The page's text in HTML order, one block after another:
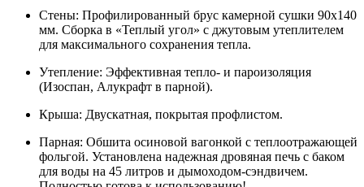
Стены: Профилированный брус камерной сушки 90х140
мм. Сборка в «Теплый угол» с джутовым утеплителем
для максимального сохранения тепла.
Утепление: Эффективная тепло- и пароизоляция
(Изоспан, Алукрафт в парной).
Крыша: Двускатная, покрытая профлистом.
Парная: Обшита осиновой вагонкой с теплоотражающей
фольгой. Установлена надежная дровяная печь с баком
для воды на 45 литров и дымоходом-сэндвичем.